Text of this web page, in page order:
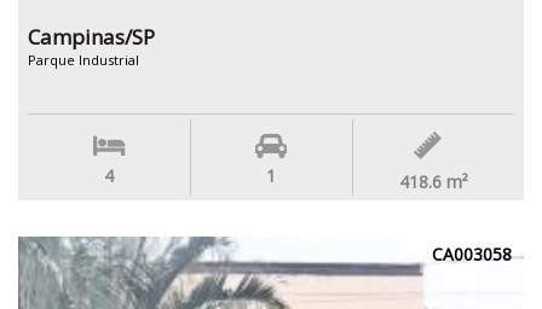
Campinas/SP
Parque Industrial
4 1 418.6 m²
CA003058